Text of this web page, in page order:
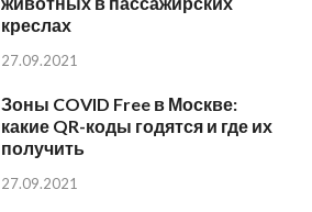
креслах
27.09.2021
Зоны COVID Free в Москве:
какие QR-коды годятся и где их
получить
27.09.2021